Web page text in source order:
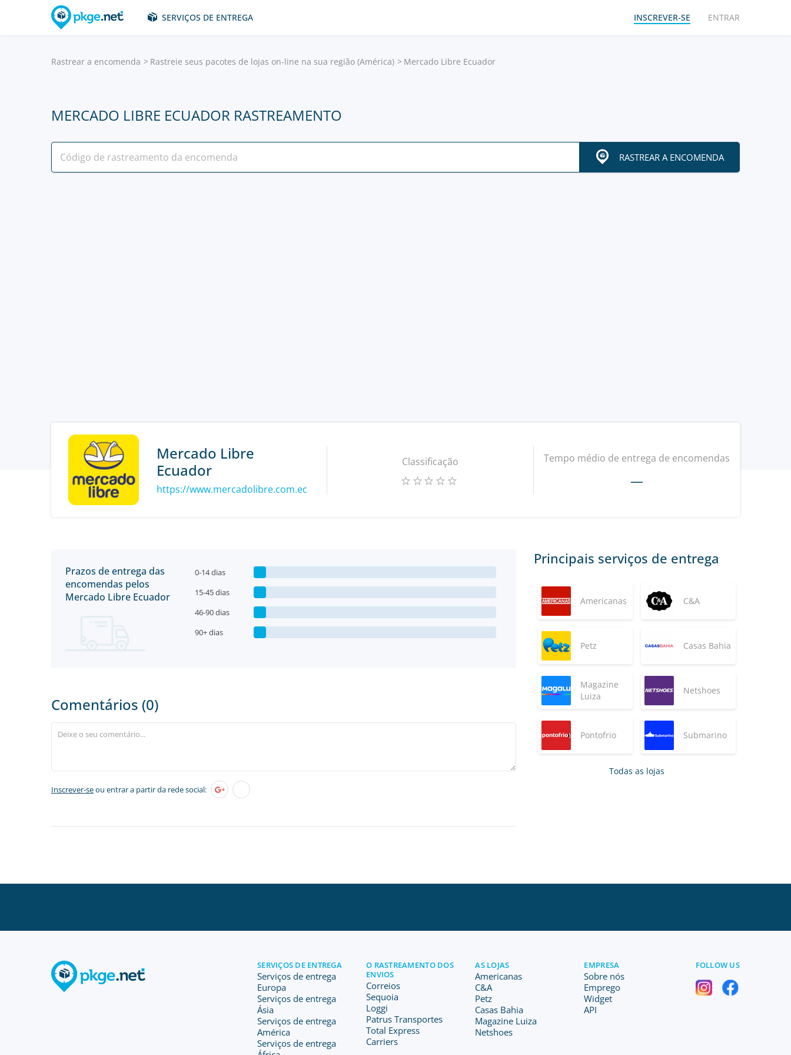
SERVIÇOS DE ENTREGA INSCREVER-SE ENTRAR
Rastrear a encomenda Rastreie seus pacotes de lojas on-line na sua região (América) Mercado Libre Ecuador
MERCADO LIBRE ECUADOR RASTREAMENTO
RASTREAR A ENCOMENDA
Mercado Libre
Ecuador
https://www.mercadolibre.com.ec
Classificação Tempo médio de entrega de encomendas
—
Prazos de entrega das
encomendas pelos
Mercado Libre Ecuador
0-14 dias
15-45 dias
46-90 dias
90+ dias
Comentários (0)
Inscrever-seou entrar a partir da rede social:
Principais serviços de entrega
Americanas C&A
Petz Casas Bahia
Magazine
Luiza
Netshoes
Pontofrio Submarino
Todas as lojas
SERVIÇOS DE ENTREGA
Serviços de entrega
Europa
Serviços de entrega
Ásia
Serviços de entrega
América
Serviços de entrega
O RASTREAMENTO DOS
ENVIOS
Correios
Sequoia
Loggi
Patrus Transportes
Total Express
Carriers
AS LOJAS
Americanas
C&A
Petz
Casas Bahia
Magazine Luiza
Netshoes
EMPRESA
Sobre nós
Emprego
Widget
API
FOLLOW US